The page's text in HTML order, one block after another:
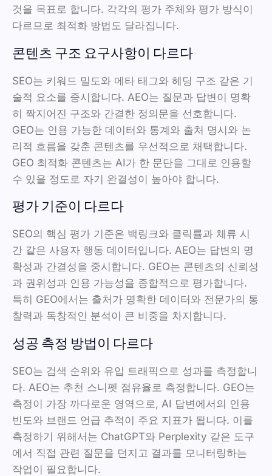
것을 목표로 합니다. 각각의 평가 주체와 평가 방식이
다르므로 최적화 방법도 달라집니다.
콘텐츠 구조 요구사항이 다르다
SEO는 키워드 밀도와 메타 태그와 헤딩 구조 같은 기
술적 요소를 중시합니다. AEO는 질문과 답변이 명확
히 짝지어진 구조와 간결한 정의문을 선호합니다.
GEO는 인용 가능한 데이터와 통계와 출처 명시와 논
리적 흐름을 갖춘 콘텐츠를 우선적으로 채택합니다.
GEO 최적화 콘텐츠는 AI가 한 문단을 그대로 인용할
수 있을 정도로 자기 완결성이 높아야 합니다.
평가 기준이 다르다
SEO의 핵심 평가 기준은 백링크와 클릭률과 체류 시
간 같은 사용자 행동 데이터입니다. AEO는 답변의 명
확성과 간결성을 중시합니다. GEO는 콘텐츠의 신뢰성
과 권위성과 인용 가능성을 종합적으로 평가합니다.
특히 GEO에서는 출처가 명확한 데이터와 전문가의 통
찰력과 독창적인 분석이 큰 비중을 차지합니다.
성공 측정 방법이 다르다
SEO는 검색 순위와 유입 트래픽으로 성과를 측정합니
다. AEO는 추천 스니펫 점유율로 측정합니다. GEO는
측정이 가장 까다로운 영역으로, AI 답변에서의 인용
빈도와 브랜드 언급 추적이 주요 지표가 됩니다. 이를
측정하기 위해서는 ChatGPT와 Perplexity 같은 도구
에서 직접 관련 질문을 던지고 결과를 모니터링하는
작업이 필요합니다.